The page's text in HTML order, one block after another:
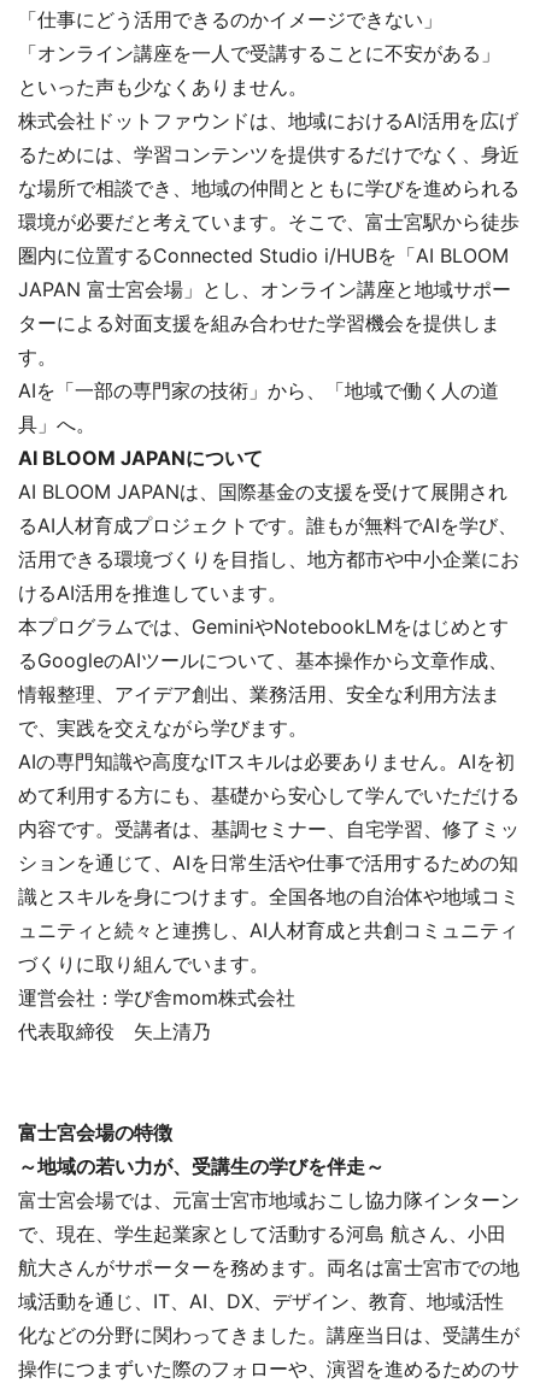
「仕事にどう活用できるのかイメージできない」
「オンライン講座を一人で受講することに不安がある」
といった声も少なくありません。
株式会社ドットファウンドは、地域におけるAI活用を広げ
るためには、学習コンテンツを提供するだけでなく、身近
な場所で相談でき、地域の仲間とともに学びを進められる
環境が必要だと考えています。そこで、富士宮駅から徒歩
圏内に位置するConnected Studio i/HUBを「AI BLOOM
JAPAN 富士宮会場」とし、オンライン講座と地域サポー
ターによる対面支援を組み合わせた学習機会を提供しま
す。
AIを「一部の専門家の技術」から、「地域で働く人の道
具」へ。
AI BLOOM JAPANについて
AI BLOOM JAPANは、国際基金の支援を受けて展開され
るAI人材育成プロジェクトです。誰もが無料でAIを学び、
活用できる環境づくりを目指し、地方都市や中小企業にお
けるAI活用を推進しています。
本プログラムでは、GeminiやNotebookLMをはじめとす
るGoogleのAIツールについて、基本操作から文章作成、
情報整理、アイデア創出、業務活用、安全な利用方法ま
で、実践を交えながら学びます。
AIの専門知識や高度なITスキルは必要ありません。AIを初
めて利用する方にも、基礎から安心して学んでいただける
内容です。受講者は、基調セミナー、自宅学習、修了ミッ
ションを通じて、AIを日常生活や仕事で活用するための知
識とスキルを身につけます。全国各地の自治体や地域コミ
ュニティと続々と連携し、AI人材育成と共創コミュニティ
づくりに取り組んでいます。
運営会社：学び舎mom株式会社
代表取締役 矢上清乃
富士宮会場の特徴
～地域の若い力が、受講生の学びを伴走～
富士宮会場では、元富士宮市地域おこし協力隊インターン
で、現在、学生起業家として活動する河島 航さん、小田
航大さんがサポーターを務めます。両名は富士宮市での地
域活動を通じ、IT、AI、DX、デザイン、教育、地域活性
化などの分野に関わってきました。講座当日は、受講生が
操作につまずいた際のフォローや、演習を進めるためのサ